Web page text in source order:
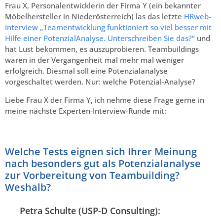
Frau X, Personalentwicklerin der Firma Y (ein bekannter
Möbelhersteller in Niederösterreich) las das letzte HRweb-
Interview „Teamentwicklung funktioniert so viel besser mit
Hilfe einer PotenzialAnalyse. Unterschreiben Sie das?“ und
hat Lust bekommen, es auszuprobieren. Teambuildings
waren in der Vergangenheit mal mehr mal weniger
erfolgreich. Diesmal soll eine Potenzialanalyse
vorgeschaltet werden. Nur: welche Potenzial-Analyse?
Liebe Frau X der Firma Y, ich nehme diese Frage gerne in
meine nächste Experten-Interview-Runde mit:
Welche Tests eignen sich Ihrer Meinung
nach besonders gut als Potenzialanalyse
zur Vorbereitung von Teambuilding?
Weshalb?
Petra Schulte (USP-D Consulting):